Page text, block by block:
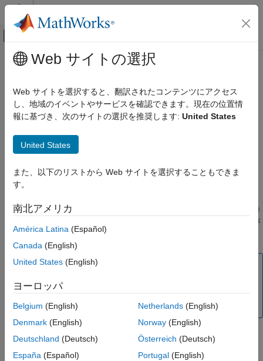
コンテンツへスキップ
オフキャンバス ナビゲーション メ
ドキュメンテーションのホーム
ソフトウェア開発
コードのデバッグと改善
dbcont
構文
例
参考
メインコンテンツ
dbcont
実行を再開
構文
説明
再開します。実行は、他のブレークポイントに到達するか、一時
停止条件が満たされるか、エラーが発生するか、あるいは実行が
正常に完了するまで続行されます。
メモ
デバッグの結果としてファイルを編集する場合、まずデバ
ッグを終了することをお勧めします。そうでない場合は、
予期しない結果が発生することがあります。
Web サイトの選択
Web サイトを選択すると、翻訳されたコンテンツにアクセス
し、地域のイベントやサービスを確認できます。現在の位置情
報に基づき、次のサイトの選択を推奨します: United States
United States
また、以下のリストから Web サイトを選択することもできま
す。
南北アメリカ
América Latina (Español)
Canada (English)
United States (English)
ヨーロッパ
Belgium (English)
Denmark (English)
Deutschland (Deutsch)
España (Español)
Netherlands(English)
Norway(English)
Österreich (Deutsch)
Portugal(English)